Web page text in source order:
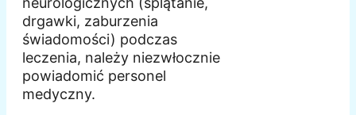
drgawki, zaburzenia
świadomości) podczas
leczenia, należy niezwłocznie
powiadomić personel
medyczny.